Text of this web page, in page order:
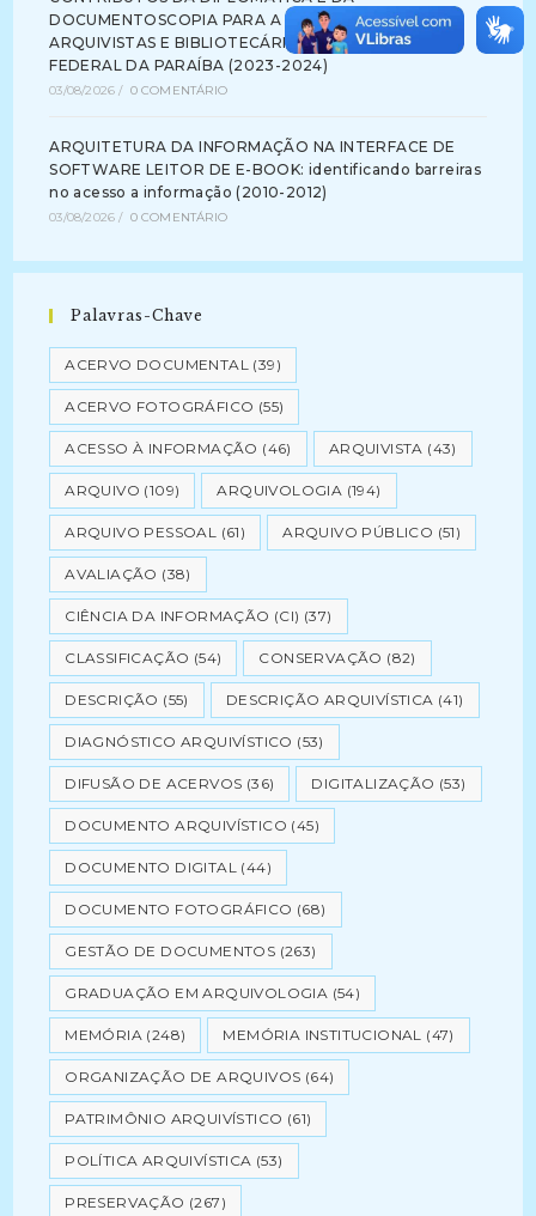
DOCUMENTOSCOPIA PARA A FORMAÇÃO DE
ARQUIVISTAS E BIBLIOTECÁRIOS NA UNIVERSIDADE
FEDERAL DA PARAÍBA (2023-2024)
03/08/2026 / 0 COMENTÁRIO
ARQUITETURA DA INFORMAÇÃO NA INTERFACE DE
SOFTWARE LEITOR DE E-BOOK: identificando barreiras
no acesso a informação (2010-2012)
03/08/2026 / 0 COMENTÁRIO
Palavras-Chave
ACERVO DOCUMENTAL (39)
ACERVO FOTOGRÁFICO (55)
ACESSO À INFORMAÇÃO (46) ARQUIVISTA (43)
ARQUIVO (109) ARQUIVOLOGIA (194)
ARQUIVO PESSOAL (61) ARQUIVO PÚBLICO (51)
AVALIAÇÃO (38)
CIÊNCIA DA INFORMAÇÃO (CI) (37)
CLASSIFICAÇÃO (54) CONSERVAÇÃO (82)
DESCRIÇÃO (55) DESCRIÇÃO ARQUIVÍSTICA (41)
DIAGNÓSTICO ARQUIVÍSTICO (53)
DIFUSÃO DE ACERVOS (36) DIGITALIZAÇÃO (53)
DOCUMENTO ARQUIVÍSTICO (45)
DOCUMENTO DIGITAL (44)
DOCUMENTO FOTOGRÁFICO (68)
GESTÃO DE DOCUMENTOS (263)
GRADUAÇÃO EM ARQUIVOLOGIA (54)
MEMÓRIA (248) MEMÓRIA INSTITUCIONAL (47)
ORGANIZAÇÃO DE ARQUIVOS (64)
PATRIMÔNIO ARQUIVÍSTICO (61)
POLÍTICA ARQUIVÍSTICA (53)
PRESERVAÇÃO (267)